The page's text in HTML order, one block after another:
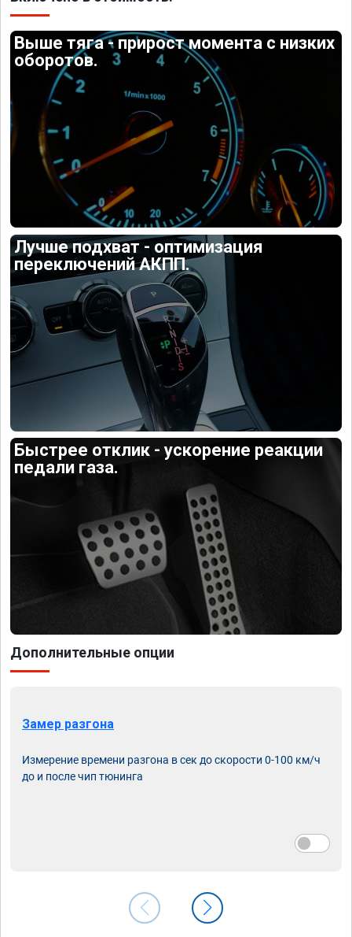
Выше тяга - прирост момента с низких
оборотов.
Лучше подхват - оптимизация
переключений АКПП.
Быстрее отклик - ускорение реакции
педали газа.
Дополнительные опции
Замер разгона
Измерение времени разгона в сек до скорости 0-100 км/ч
до и после чип тюнинга